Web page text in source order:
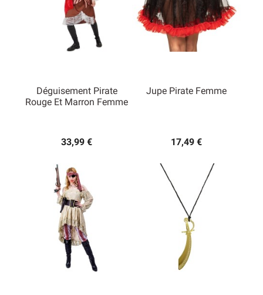
Déguisement Pirate
Rouge Et Marron Femme
33,99 €
Jupe Pirate Femme
17,49 €